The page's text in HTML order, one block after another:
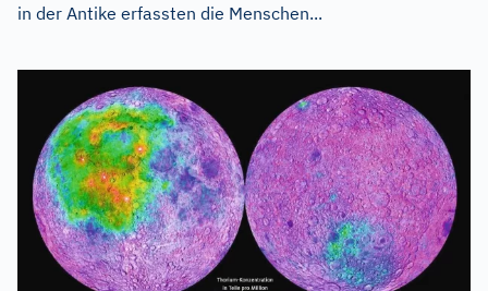
in der Antike erfassten die Menschen...